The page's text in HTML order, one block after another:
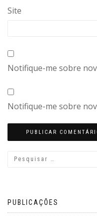
Site
Notifique-me sobre
Notifique-me sobre
PUBLICAÇÕES